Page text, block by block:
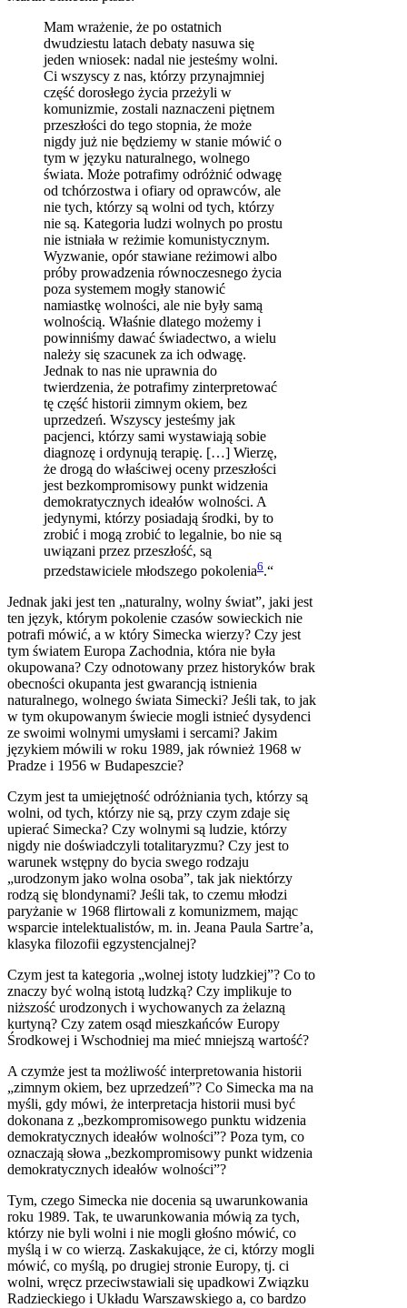
Mam wrażenie, że po ostatnich
dwudziestu latach debaty nasuwa się
jeden wniosek: nadal nie jesteśmy wolni.
Ci wszyscy z nas, którzy przynajmniej
część dorosłego życia przeżyli w
komunizmie, zostali naznaczeni piętnem
przeszłości do tego stopnia, że może
nigdy już nie będziemy w stanie mówić o
tym w języku naturalnego, wolnego
świata. Może potrafimy odróżnić odwagę
od tchórzostwa i ofiary od oprawców, ale
nie tych, którzy są wolni od tych, którzy
nie są. Kategoria ludzi wolnych po prostu
nie istniała w reżimie komunistycznym.
Wyzwanie, opór stawiane reżimowi albo
próby prowadzenia równoczesnego życia
poza systemem mogły stanowić
namiastkę wolności, ale nie były samą
wolnością. Właśnie dlatego możemy i
powinniśmy dawać świadectwo, a wielu
należy się szacunek za ich odwagę.
Jednak to nas nie uprawnia do
twierdzenia, że potrafimy zinterpretować
tę część historii zimnym okiem, bez
uprzedzeń. Wszyscy jesteśmy jak
pacjenci, którzy sami wystawiają sobie
diagnozę i ordynują terapię. […] Wierzę,
że drogą do właściwej oceny przeszłości
jest bezkompromisowy punkt widzenia
demokratycznych ideałów wolności. A
jedynymi, którzy posiadają środki, by to
zrobić i mogą zrobić to legalnie, bo nie są
uwiązani przez przeszłość, są
przedstawiciele młodszego pokolenia6.“
Jednak jaki jest ten „naturalny, wolny świat”, jaki jest
ten język, którym pokolenie czasów sowieckich nie
potrafi mówić, a w który Simecka wierzy? Czy jest
tym światem Europa Zachodnia, która nie była
okupowana? Czy odnotowany przez historyków brak
obecności okupanta jest gwarancją istnienia
naturalnego, wolnego świata Simecki? Jeśli tak, to jak
w tym okupowanym świecie mogli istnieć dysydenci
ze swoimi wolnymi umysłami i sercami? Jakim
językiem mówili w roku 1989, jak również 1968 w
Pradze i 1956 w Budapeszcie?
Czym jest ta umiejętność odróżniania tych, którzy są
wolni, od tych, którzy nie są, przy czym zdaje się
upierać Simecka? Czy wolnymi są ludzie, którzy
nigdy nie doświadczyli totalitaryzmu? Czy jest to
warunek wstępny do bycia swego rodzaju
„urodzonym jako wolna osoba”, tak jak niektórzy
rodzą się blondynami? Jeśli tak, to czemu młodzi
paryżanie w 1968 flirtowali z komunizmem, mając
wsparcie intelektualistów, m. in. Jeana Paula Sartre’a,
klasyka filozofii egzystencjalnej?
Czym jest ta kategoria „wolnej istoty ludzkiej”? Co to
znaczy być wolną istotą ludzką? Czy implikuje to
niższość urodzonych i wychowanych za żelazną
kurtyną? Czy zatem osąd mieszkańców Europy
Środkowej i Wschodniej ma mieć mniejszą wartość?
A czymże jest ta możliwość interpretowania historii
„zimnym okiem, bez uprzedzeń”? Co Simecka ma na
myśli, gdy mówi, że interpretacja historii musi być
dokonana z „bezkompromisowego punktu widzenia
demokratycznych ideałów wolności”? Poza tym, co
oznaczają słowa „bezkompromisowy punkt widzenia
demokratycznych ideałów wolności”?
Tym, czego Simecka nie docenia są uwarunkowania
roku 1989. Tak, te uwarunkowania mówią za tych,
którzy nie byli wolni i nie mogli głośno mówić, co
myślą i w co wierzą. Zaskakujące, że ci, którzy mogli
mówić, co myślą, po drugiej stronie Europy, tj. ci
wolni, wręcz przeciwstawiali się upadkowi Związku
Radzieckiego i Układu Warszawskiego a, co bardzo